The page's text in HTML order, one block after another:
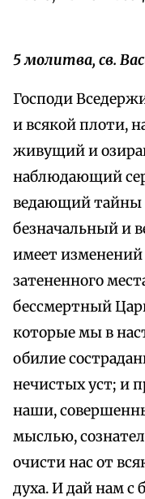
5 молитва, св.
Господи
и всякой плоти,
живущий и
наблюдающий
ведающий тайны
безначальный и
имеет изменений
затененного
бессмертный
которые мы в
обилие
нечистых уст; и
наши,
мыслью,
очисти нас от
духа. И дай нам